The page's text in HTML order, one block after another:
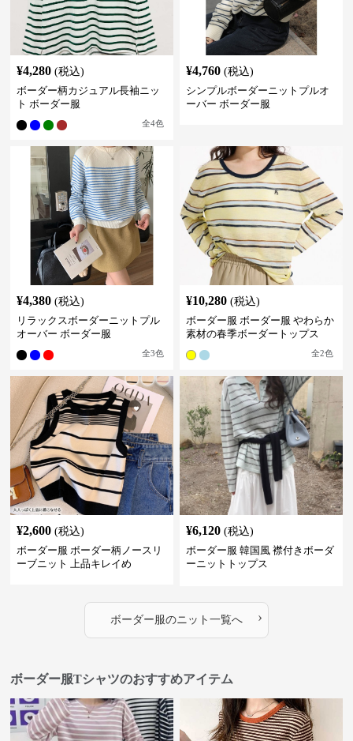
¥4,280 (税込)
ボーダー柄カジュアル長袖ニッ
ト ボーダー服
全4色
¥4,760 (税込)
シンプルボーダーニットプルオ
ーバー ボーダー服
¥4,380 (税込)
リラックスボーダーニットプル
オーバー ボーダー服
全3色
¥10,280 (税込)
ボーダー服 ボーダー服 やわらか
素材の春季ボーダートップス
全2色
¥2,600 (税込)
ボーダー服 ボーダー柄ノースリ
ーブニット 上品キレイめ
¥6,120 (税込)
ボーダー服 韓国風 襟付きボーダ
ーニットトップス
ボーダー服のニット 一覧へ ›
ボーダー服Tシャツのおすすめアイテム